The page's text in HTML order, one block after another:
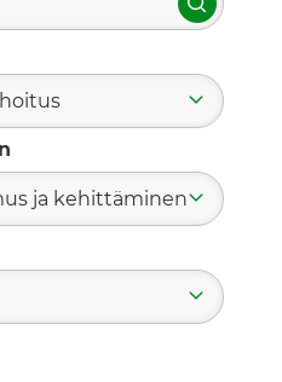
Hae
ja kehittäminen